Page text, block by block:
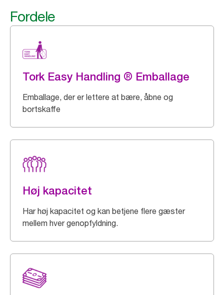
Fordele
Tork Easy Handling ® Emballage
Emballage, der er lettere at bære, åbne og
bortskaffe
Høj kapacitet
Har høj kapacitet og kan betjene flere gæster
mellem hver genopfyldning.